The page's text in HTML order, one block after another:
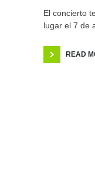
El concierto
lugar el 7 de
READ